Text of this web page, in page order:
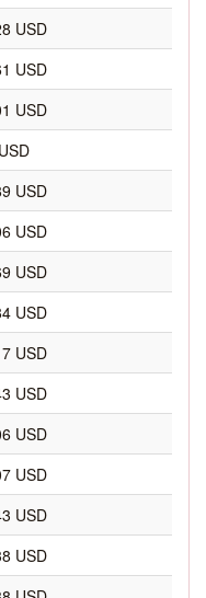
USD
USD
USD
USD
USD
USD
USD
USD
USD
USD
USD
USD
USD